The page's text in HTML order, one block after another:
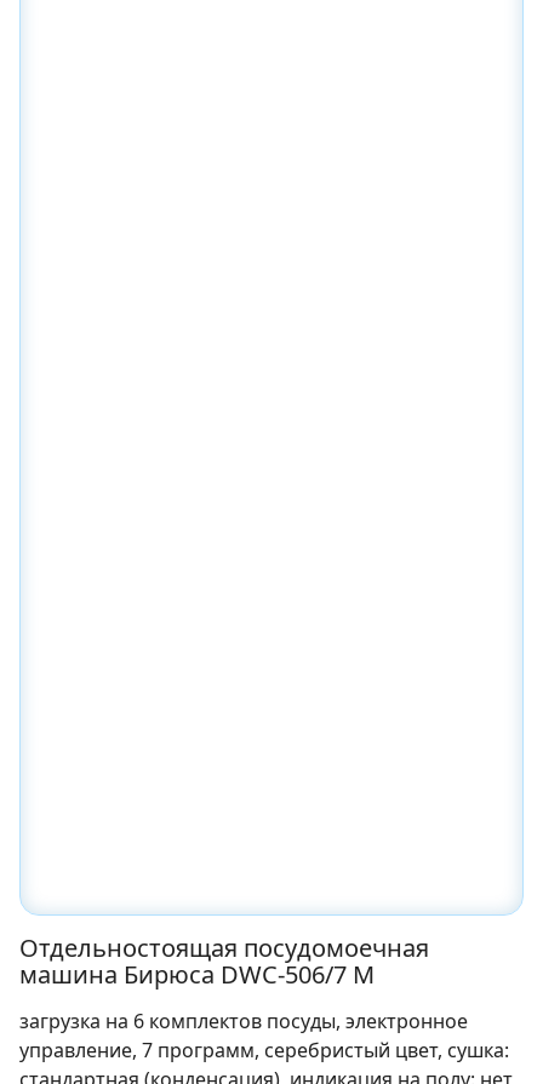
Отдельностоящая посудомоечная
машина Бирюса DWC-506/7 M
загрузка на 6 комплектов посуды, электронное
управление, 7 программ, серебристый цвет, сушка:
стандартная (конденсация), индикация на полу: нет